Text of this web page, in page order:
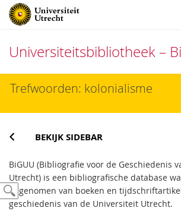
Universiteitsbibliotheek –
naarTrefwoorden: kolonialisme
BEKIJK SIDEBAR
BiGUU (Bibliografie voor de Geschiedenis
Utrecht) is een bibliografische database
opgenomen van boeken en
geschiedenis van de Universiteit Utrecht.